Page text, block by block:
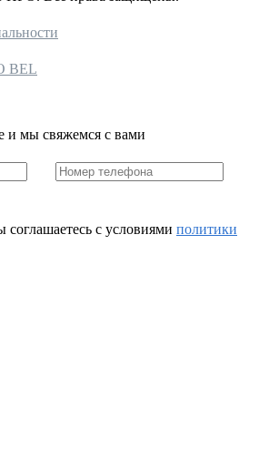
BEL
и мы свяжемся с вами
c условиями политики